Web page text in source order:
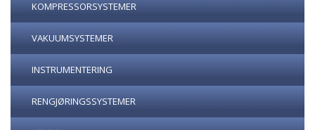
KOMPRESSORSYSTEMER
VAKUUMSYSTEMER
INSTRUMENTERING
RENGJØRINGSSYSTEMER